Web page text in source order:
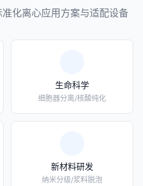
化离心应用方案与适配设备
生命科学
细胞器分离/核酸纯化
新材料研发
纳米分级/浆料脱泡